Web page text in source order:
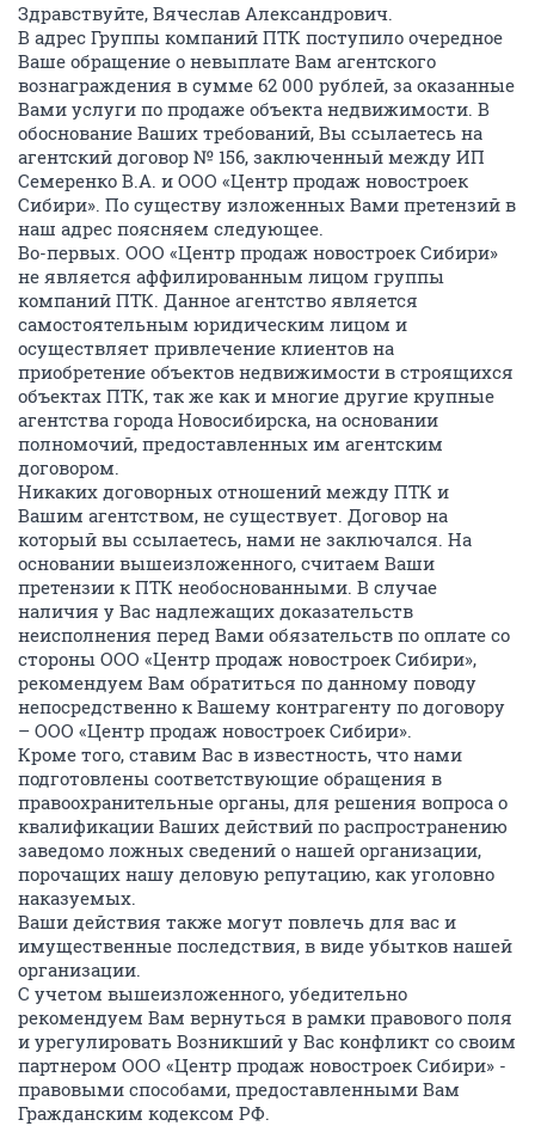
Здравствуйте, Вячеслав Александрович.
В адрес Группы компаний ПТК поступило очередное
Ваше обращение о невыплате Вам агентского
вознаграждения в сумме 62 000 рублей, за оказанные
Вами услуги по продаже объекта недвижимости. В
обоснование Ваших требований, Вы ссылаетесь на
агентский договор № 156, заключенный между ИП
Семеренко В.А. и ООО «Центр продаж новостроек
Сибири». По существу изложенных Вами претензий в
наш адрес поясняем следующее.
Во-первых. ООО «Центр продаж новостроек Сибири»
не является аффилированным лицом группы
компаний ПТК. Данное агентство является
самостоятельным юридическим лицом и
осуществляет привлечение клиентов на
приобретение объектов недвижимости в строящихся
объектах ПТК, так же как и многие другие крупные
агентства города Новосибирска, на основании
полномочий, предоставленных им агентским
договором.
Никаких договорных отношений между ПТК и
Вашим агентством, не существует. Договор на
который вы ссылаетесь, нами не заключался. На
основании вышеизложенного, считаем Ваши
претензии к ПТК необоснованными. В случае
наличия у Вас надлежащих доказательств
неисполнения перед Вами обязательств по оплате со
стороны ООО «Центр продаж новостроек Сибири»,
рекомендуем Вам обратиться по данному поводу
непосредственно к Вашему контрагенту по договору
– ООО «Центр продаж новостроек Сибири».
Кроме того, ставим Вас в известность, что нами
подготовлены соответствующие обращения в
правоохранительные органы, для решения вопроса о
квалификации Ваших действий по распространению
заведомо ложных сведений о нашей организации,
порочащих нашу деловую репутацию, как уголовно
наказуемых.
Ваши действия также могут повлечь для вас и
имущественные последствия, в виде убытков нашей
организации.
С учетом вышеизложенного, убедительно
рекомендуем Вам вернуться в рамки правового поля
и урегулировать Возникший у Вас конфликт со своим
партнером ООО «Центр продаж новостроек Сибири» -
правовыми способами, предоставленными Вам
Гражданским кодексом РФ.